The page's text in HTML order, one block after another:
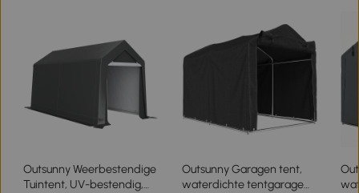
Outsunny Weerbestendige
Tuintent, UV-bestendig,
Outsunny Garagen tent,
waterdichte tentgarage